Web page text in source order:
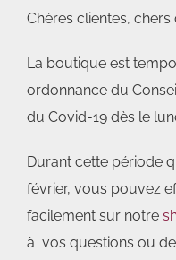
Chères clientes, chers
La boutique est
ordonnance du
du Covid-19 dès le
Durant cette période
février, vous pouvez
facilement sur notre
à vos questions ou